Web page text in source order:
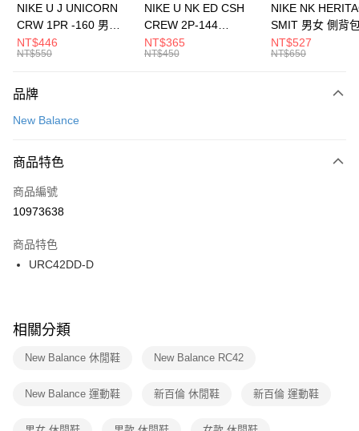
元大商業銀行
台灣樂天信用卡公司
全盈+PAY
AFTEE先享後付
【關於「AFTEE先享後付」】
便利好安心！
３．安心：先確認商品／服務後，再付款。
【「AFTEE先享後付」結帳流程】
１．於結帳方式選擇「AFTEE先享後付」後，將跳轉至「AFTEE先享後付」
２．訂單成立數日內，您將收到繳費通知簡訊。
３．收到繳費通知簡訊後14天內，點擊此簡訊中的連結，可透過四大超商／
ATM／網路銀行／等多元方式進行付款，方視為交易完成。
※ 交易是否成功請以「AFTEE先享後付 」之結帳頁面顯示為準，若有關於
是否繳費成功／繳費後需取消欲退款等相關疑問，請聯繫「AFTEE先享後付
客戶支援中心」 https://netprotections.freshdesk.com/support/home
１．透過由恩沛科技股份有限公司提供之「AFTEE先享後付」服務完成之交
權轉讓予恩沛科技股份有限公司。
運送方式
每筆NT$100，滿NT$1,500(含以上)免運費
宅配
每筆NT$100，滿NT$1,500(含以上)免運費
NIKE U J UNICORN
CRW 1PR -160 男女
中統襪 FZ3393100
NT$446
NT$550
NIKE U NK ED CSH
CREW 2P-144
EMBRDY 男女 短統襪
FZ3073133
NT$365
NT$450
NIKE NK
SMIT 男女 側背
BA5871010
NT$527
NT$650
品牌
New Balance
商品特色
商品編號
10973638
商品特色
URC42DD-D
相關分類
New Balance 休閒鞋 New Balance RC42
New Balance 運動鞋 新百倫 休閒鞋 新百倫 運動鞋